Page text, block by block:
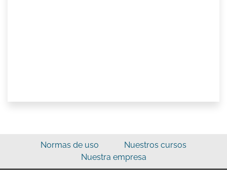
Normas de uso
Nuestros cursos
Nuestra empresa